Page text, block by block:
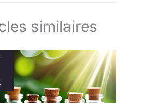
similaires